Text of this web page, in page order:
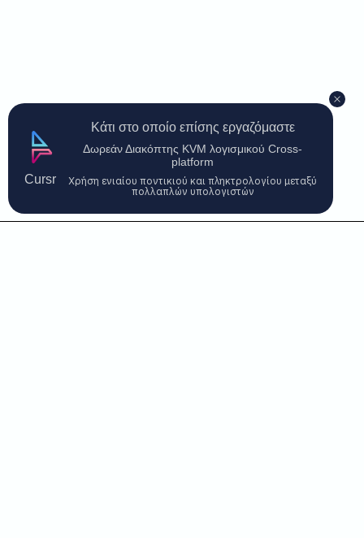
Cursr
Κάτι στο οποίο επίσης εργαζόμαστε
Δωρεάν Διακόπτης KVM λογισμικού Cross-
platform
Χρήση ενιαίου ποντικιού και πληκτρολογίου μεταξύ
πολλαπλών υπολογιστών